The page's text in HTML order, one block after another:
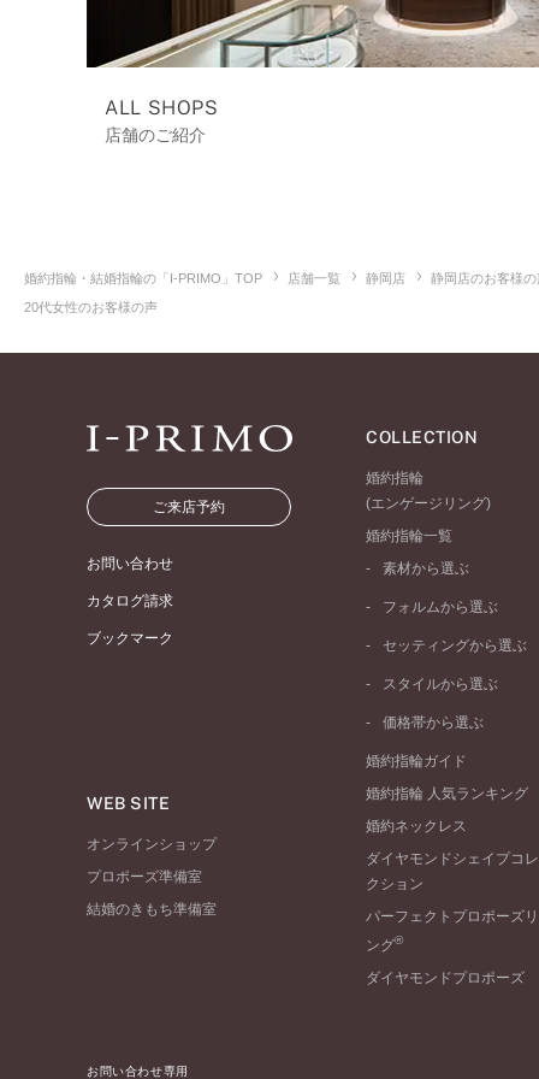
ALL SHOPS
店舗のご紹介
婚約指輪・結婚指輪の「I-PRIMO」TOP 店舗一覧 静岡店
静岡店のお客様
20代女性のお客様の声
ご来店予約
お問い合わせ
カタログ請求
ブックマーク
WEB SITE
オンラインショップ
プロポーズ準備室
結婚のきもち準備室
お問い合わせ専用
COLLECTION
婚約指輪
(エンゲージリング)
婚約指輪一覧
素材から選ぶ
プラチナ
ピンクゴールド
ペールブラウンゴール
フォルムから選ぶ
ストレートライン
V字ライン
セッティングから選ぶ
ソリテール
ダブルサイドメレ
ラインメレ
スタイルから選ぶ
シンプル
モード
エレガント
ゴージャス
価格帯から選ぶ
50万円台～
20万円台～
10万円台～
婚約指輪ガイド
婚約指輪 人気ランキング
婚約ネックレス
ダイヤモンドシェイプコレ
クション
パーフェクトプロポーズリ
ング®
ダイヤモンドプロポーズ